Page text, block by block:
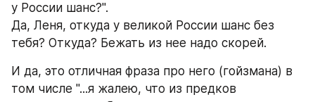
у России шанс?".
Да, Леня, откуда у великой России шанс без
тебя? Откуда? Бежать из нее надо скорей.
И да, это отличная фраза про него (гойзмана) в
том числе "...я жалею, что из предков